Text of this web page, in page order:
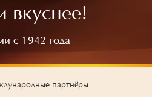
вкуснее!
с 1942 года
партнёры